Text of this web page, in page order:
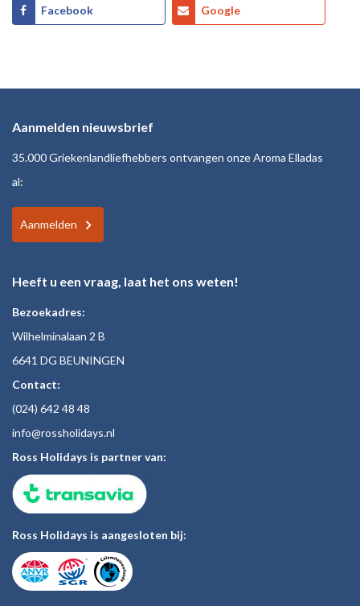
Facebook Google
Aanmelden nieuwsbrief
35.000 Griekenlandliefhebbers ontvangen onze Aroma Elladas
al:
Aanmelden
Heeft u een vraag, laat het ons weten!
Bezoekadres:
Wilhelminalaan 2 B
6641 DG BEUNINGEN
Contact:
(024) 642 48 48
info@rossholidays.nl
Ross Holidays is partner van:
Ross Holidays is aangesloten bij: